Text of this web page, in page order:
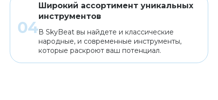
Широкий ассортимент уникальных
инструментов
В SkyBeat вы найдете и классические
народные, и современные инструменты,
которые раскроют ваш потенциал.